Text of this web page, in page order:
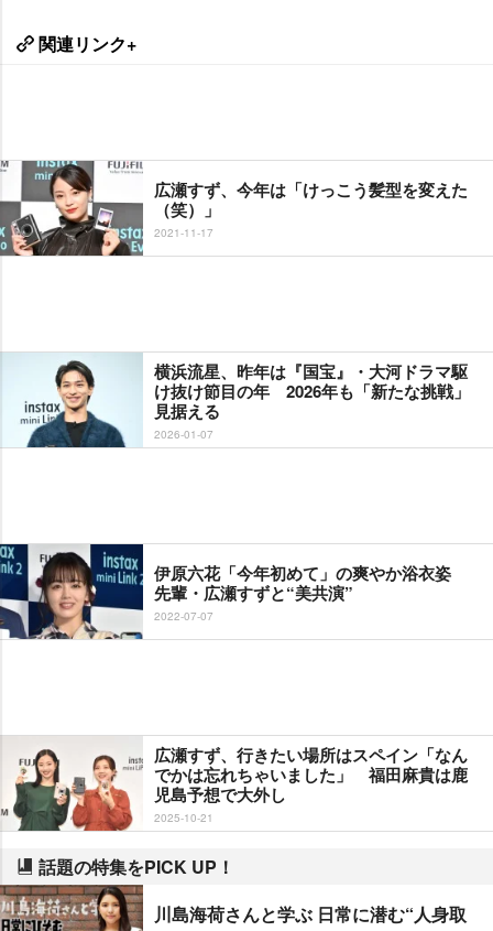
関連リンク+
広瀬すず、今年は「けっこう髪型を変えた
（笑）」
2021-11-17
横浜流星、昨年は『国宝』・大河ドラマ駆
け抜け節目の年 2026年も「新たな挑戦」
見据える
2026-01-07
伊原六花「今年初めて」の爽やか浴衣姿
先輩・広瀬すずと“美共演”
2022-07-07
広瀬すず、行きたい場所はスペイン「なん
でかは忘れちゃいました」 福田麻貴は鹿
児島予想で大外し
2025-10-21
話題の特集をPICK UP！
川島海荷さんと学ぶ 日常に潜む“人身取